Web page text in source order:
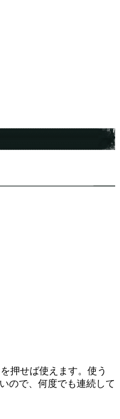
押せば使えます。使う
ので、何度でも連続して